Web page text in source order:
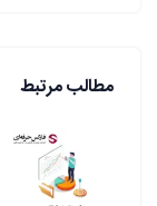
مطالب مرتبط